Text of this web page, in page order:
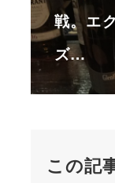
戦。エ
ズ…
この記